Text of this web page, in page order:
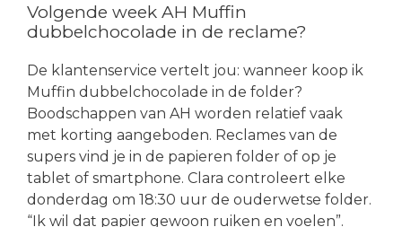
Volgende week AH Muffin
dubbelchocolade in de reclame?
De klantenservice vertelt jou: wanneer koop ik
Muffin dubbelchocolade in de folder?
Boodschappen van AH worden relatief vaak
met korting aangeboden. Reclames van de
supers vind je in de papieren folder of op je
tablet of smartphone. Clara controleert elke
donderdag om 18:30 uur de ouderwetse folder.
“Ik wil dat papier gewoon ruiken en voelen”.